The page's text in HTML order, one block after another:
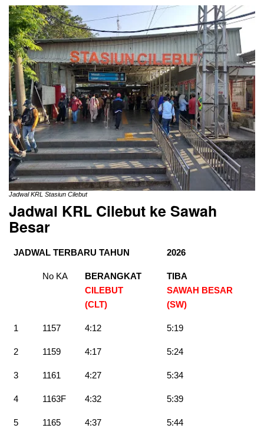
Jadwal KRL Stasiun Cilebut
Jadwal KRL Cilebut ke Sawah
Besar
JADWAL TERBARU TAHUN 2026
No KA
BERANGKAT
CILEBUT
(CLT)
TIBA
SAWAH BESAR
(SW)
1 1157 4:12 5:19
2 1159 4:17 5:24
3 1161 4:27 5:34
4 1163F 4:32 5:39
5 1165 4:37 5:44